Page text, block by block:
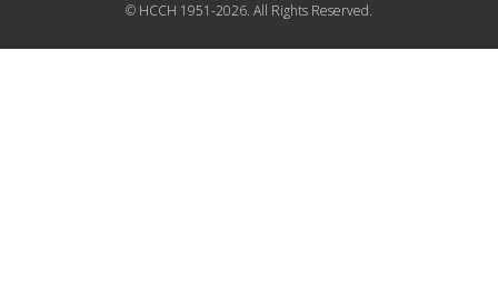
© HCCH 1951-2026. All Rights Reserved.